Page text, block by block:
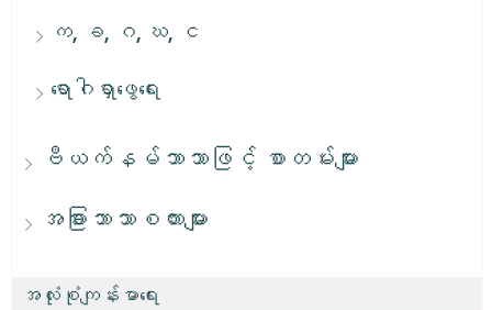
က, ခ, ဂ, ဃ, င
ရောဂါရှာဖွေရေး
ဗီယက်နမ်ဘာသာဖြင့် စာတမ်းများ
အခြားဘာသာစကားများ
အလုံးစုံကျန်းမာရေး